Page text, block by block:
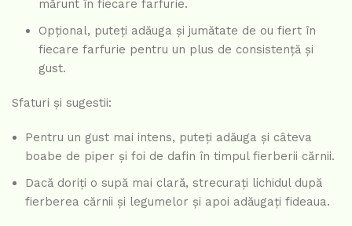
mărunt în fiecare farfurie.
Opțional, puteți adăuga și jumătate de ou fiert în
fiecare farfurie pentru un plus de consistență și
gust.
Sfaturi și sugestii:
Pentru un gust mai intens, puteți adăuga și câteva
boabe de piper și foi de dafin în timpul fierberii cărnii.
Dacă doriți o supă mai clară, strecurați lichidul după
fierberea cărnii și legumelor și apoi adăugați fideaua.